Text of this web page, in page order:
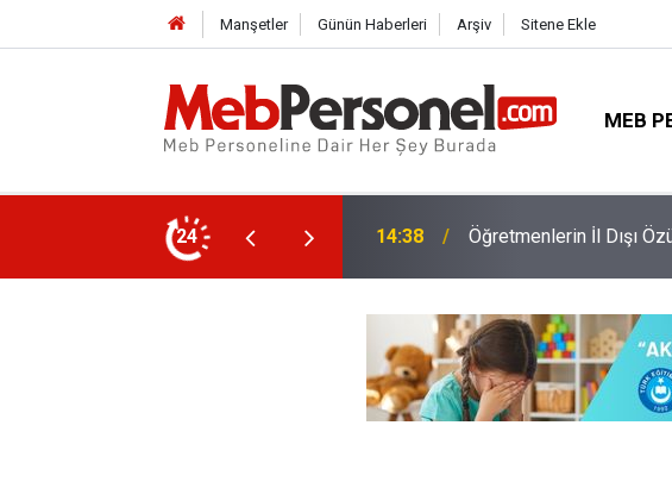
Manşetler Günün Haberleri Arşiv Sitene Ekle
MEB
24 14:38 Öğretmenlerin İl Dışı